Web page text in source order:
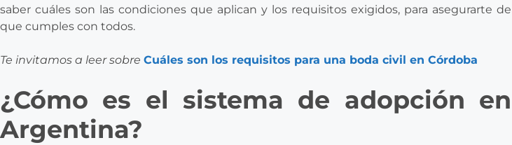
saber cuáles son las condiciones que aplican y los requisitos exigidos, para asegurarte de
que cumples con todos.
Te invitamos a leer sobre Cuáles son los requisitos para una boda civil en Córdoba
¿Cómo es el sistema de adopción en
Argentina?